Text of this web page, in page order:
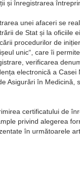
și înregistrarea
unei afaceri se
de Stat și la oficiile
procedurilor de
unic , care îi
verificarea
electronică a Casei
Asigurări în Medicină,
certificatului de
privind alegerea
în următoarele